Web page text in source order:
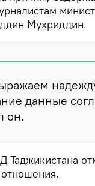
Мухриддин.
данные
он.
Таджикистана